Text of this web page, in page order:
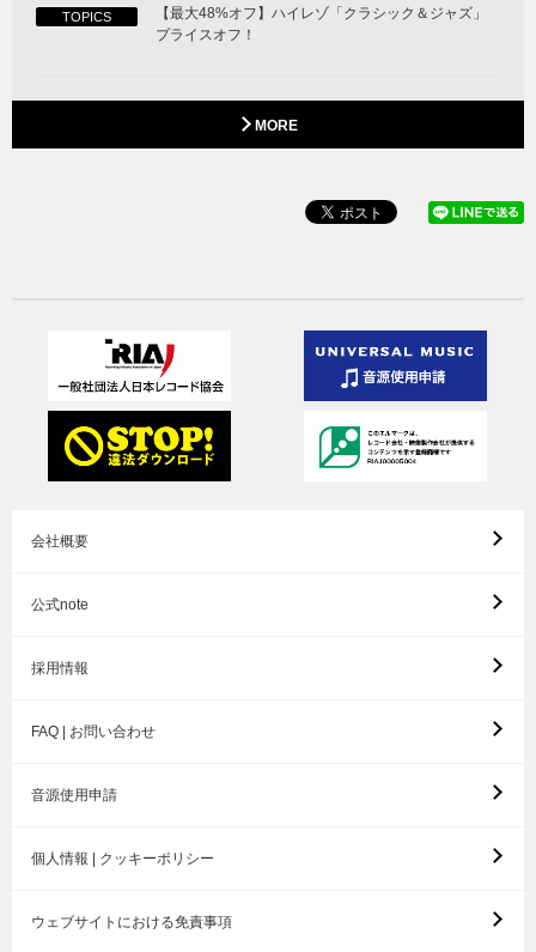
TOPICS
【最大48%オフ】ハイレゾ「クラシック＆ジャズ」
プライスオフ！
MORE
会社概要
公式note
採用情報
FAQ | お問い合わせ
音源使用申請
個人情報 | クッキーポリシー
ウェブサイトにおける免責事項